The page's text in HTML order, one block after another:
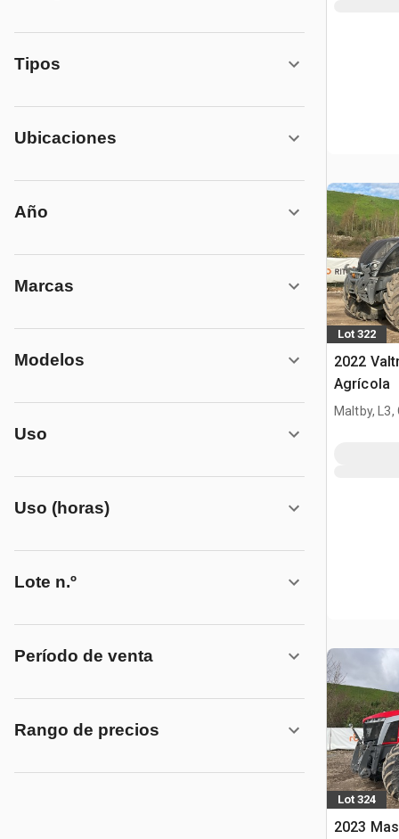
Tipos
Ubicaciones
Año
Marcas
Modelos
Uso
Uso (horas)
Lote n.º
Período de venta
Rango de precios
Lot 322
2022
Agrícola
Maltby, L3,
Lot 324
2023